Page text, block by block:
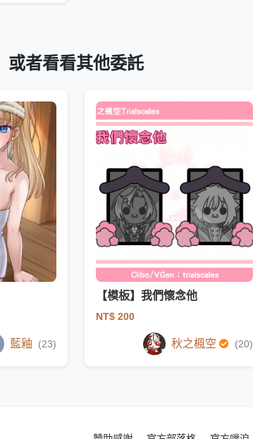
或者看看其他委託
藍釉 (23)
【模板】我們懷念他
NT$ 200
秋之楓空 (20)